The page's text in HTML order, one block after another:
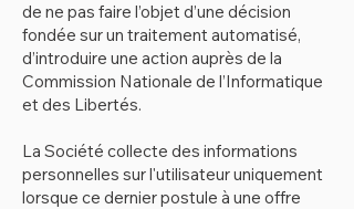
de ne pas faire l’objet d’une décision
fondée sur un traitement automatisé,
d’introduire une action auprès de la
Commission Nationale de l’Informatique
et des Libertés.
La Société collecte des informations
personnelles sur l'utilisateur uniquement
lorsque ce dernier postule à une offre